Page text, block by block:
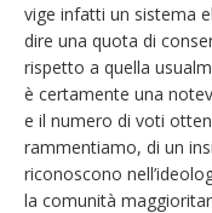
vige infatti un sistema
dire una quota di
rispetto a quella
è certamente una
e il numero di voti
rammentiamo, di un
riconoscono
la comunità